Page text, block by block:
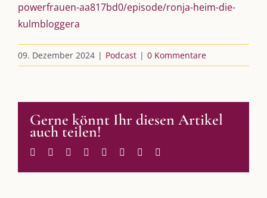
powerfrauen-aa817bd0/episode/ronja-heim-die-
kulmbloggera
09. Dezember 2024 | Podcast | 0 Kommentare
Gerne könnt Ihr diesen Artikel
auch teilen!
Facebook
TwitterReddit LinkedInWhatsApp
TumblrPinterest
AKTUELLES
Immer die passende Geschenkidee – für jeden Anlass
Im Dialog mit – Jana Florence
Im Dialog mit – Nicole Putschky-Kaiser